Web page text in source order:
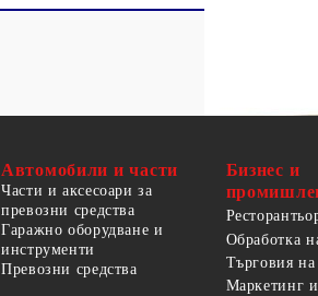
Автомобили и части
Части и аксесоари за
превозни средства
Гаражно оборудване и
инструменти
Превозни средства
Бизнес и
Обработка
Търговия
Маркетинг